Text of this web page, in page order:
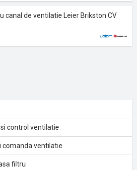
canal de ventilatie Leier Brikston CV
control ventilatie
ventilatie
filtru